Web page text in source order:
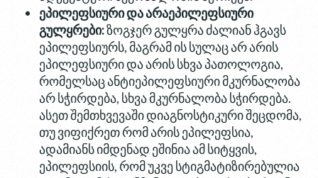
ეპილეფსიურიდაარაეპილეფსიური
გულყრები:ზოგჯერ გულყრა ძალიან ჰგავს
ეპილეფსიურს, მაგრამ ის სულაც არ არის
ეპილეფსიური და არის სხვა პათოლოგია,
რომელსაც ანტიეპილეფსიური მკურნალობა
არ სჭირდება, სხვა მკურნალობა სჭირდება.
ასეთ შემთხვევაში დიაგნოსტიკური შეცდომა,
თუ ვიფიქრეთ რომ არის ეპილეფსია,
ადამიანს იმდენად ეშინია ამ სიტყვის,
ეპილეფსიის, რომ უკვე სტიგმატიზირებულია